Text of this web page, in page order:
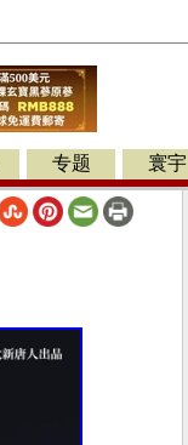
专题 寰宇